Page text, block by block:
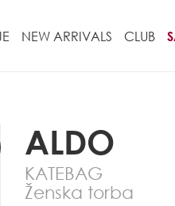
NEW ARRIVALS CLUB
ALDO
KATEBAG
Ženska torba